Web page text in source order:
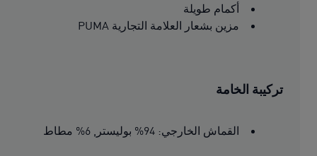
أكمام طويلة
مزين بشعار العلامة التجارية PUMA
تركيبة الخامة
القماش الخارجي: 94% بوليستر, 6% مطاط